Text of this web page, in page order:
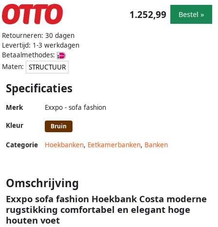
Retourneren: 30 dagen
Levertijd: 1-3 werkdagen
Betaalmethodes:
Maten:
STRUCTUUR
1.252,99 Bestel »
Specificaties
Merk Exxpo - sofa fashion
Kleur Bruin
Categorie Hoekbanken, Eetkamerbanken, Banken
Omschrijving
Exxpo sofa fashion Hoekbank Costa moderne
rugstikking comfortabel en elegant hoge
houten voet